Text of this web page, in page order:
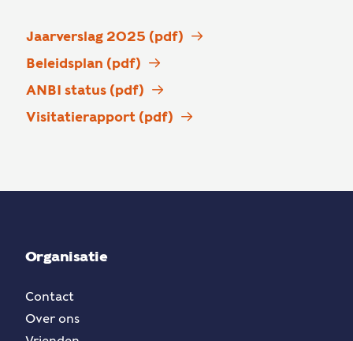
Jaarverslag 2025 (pdf)
Beleidsplan (pdf)
ANBI status (pdf)
Visitatierapport (pdf)
Organisatie
Contact
Over ons